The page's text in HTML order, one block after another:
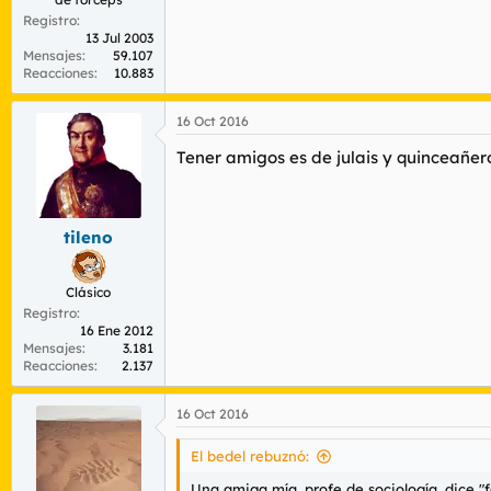
Registro
13 Jul 2003
Mensajes
59.107
Reacciones
10.883
tileno
Clásico
Registro
16 Ene 2012
Mensajes
3.181
Reacciones
2.137
16 Oct 2016
Tener amigos es de julais y
16 Oct 2016
El bedel rebuznó: